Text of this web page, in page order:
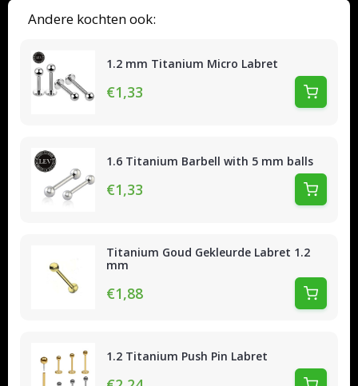
Andere kochten ook:
1.2 mm Titanium Micro Labret
€1,33
1.6 Titanium Barbell with 5 mm balls
€1,33
Titanium Goud Gekleurde Labret 1.2
mm
€1,88
1.2 Titanium Push Pin Labret